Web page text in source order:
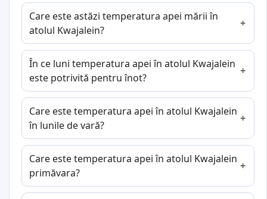
Care este astăzi temperatura apei mării în
atolul Kwajalein?
În ce luni temperatura apei în atolul Kwajalein
este potrivită pentru înot?
Care este temperatura apei în atolul Kwajalein
în lunile de vară?
Care este temperatura apei în atolul Kwajalein
primăvara?